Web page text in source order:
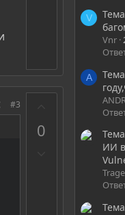
#3
0
V
Vnr
A
ИИ